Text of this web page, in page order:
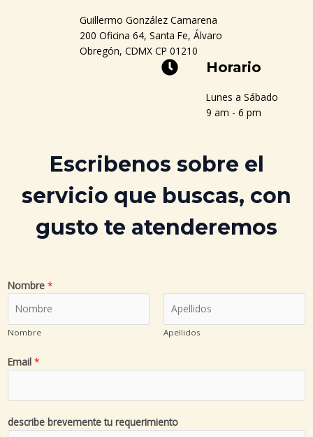
Guillermo González Camarena
200 Oficina 64, Santa Fe, Álvaro
Obregón, CDMX CP 01210
Horario
Lunes a Sábado
9 am - 6 pm
Escribenos sobre el
servicio que buscas, con
gusto te atenderemos
Nombre *
Nombre Apellidos
Email *
describe brevemente tu requerimiento